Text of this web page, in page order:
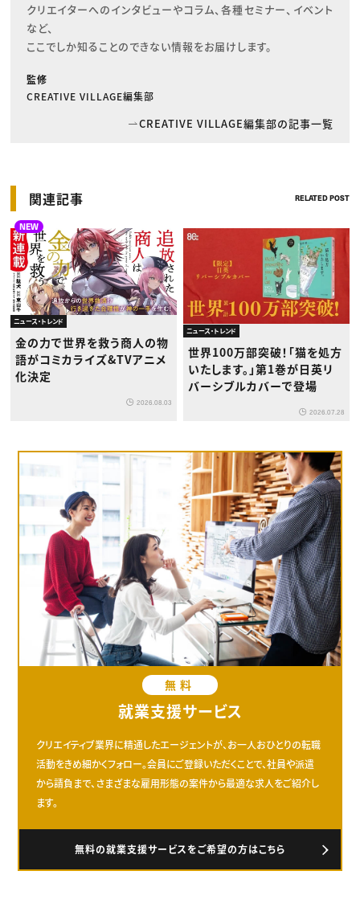
クリエイターへのインタビューやコラム、各種セミナー、イベント
など、
ここでしか知ることのできない情報をお届けします。
監修
CREATIVE VILLAGE編集部
CREATIVE VILLAGE編集部の記事一覧
関連記事 RELATED POST
NEW
ニュース・トレンド
金の力で世界を救う商人の物
語がコミカライズ&TVアニメ
化決定
2026.08.03
ニュース・トレンド
世界100万部突破！「猫を処方
いたします。」第1巻が日英リ
バーシブルカバーで登場
2026.07.28
無料
就業支援サービス
クリエイティブ業界に精通したエージェントが、お一人おひとりの転職
活動をきめ細かくフォロー。会員にご登録いただくことで、社員や派遣
から請負まで、さまざまな雇用形態の案件から最適な求人をご紹介し
ます。
無料の就業支援サービスをご希望の方はこちら